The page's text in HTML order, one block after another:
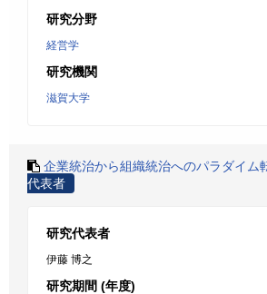
研究分野
経営学
研究機関
滋賀大学
企業統治から組織統治へのパラダイム
代表者
研究代表者
伊藤 博之
研究期間 (年度)